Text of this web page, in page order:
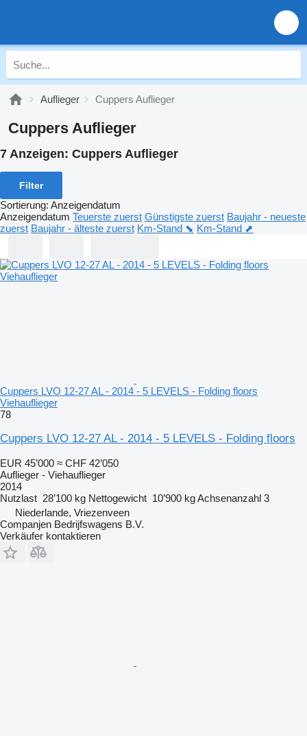
Auflieger Cuppers Auflieger
Cuppers Auflieger
7 Anzeigen: Cuppers Auflieger
Filter
Sortierung: Anzeigendatum
Anzeigendatum Teuerste zuerst Günstigste zuerst Baujahr - neueste
zuerst Baujahr - älteste zuerst Km-Stand ⬊ Km-Stand ⬈
Cuppers LVO 12-27 AL - 2014 - 5 LEVELS - Folding floors
Viehauflieger
78
Cuppers LVO 12-27 AL - 2014 - 5 LEVELS - Folding floors
EUR 45’000 ≈ CHF 42’050
Auflieger - Viehauflieger
2014
Nutzlast 28’100 kg Nettogewicht 10’900 kgAchsenanzahl 3
Niederlande, Vriezenveen
Companjen Bedrijfswagens B.V.
Verkäufer kontaktieren